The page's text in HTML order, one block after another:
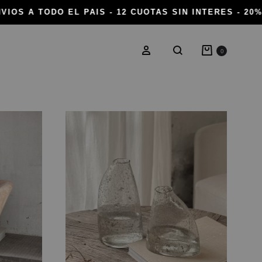
Ingresar
Buscar
Carrito
0
A TODO EL PAIS - 12 CUOTAS SIN INTERES -